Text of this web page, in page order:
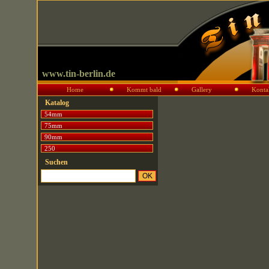
www.tin-berlin.de
Home Kommt bald Gallery
Katalog
54mm
75mm
90mm
250
Suchen